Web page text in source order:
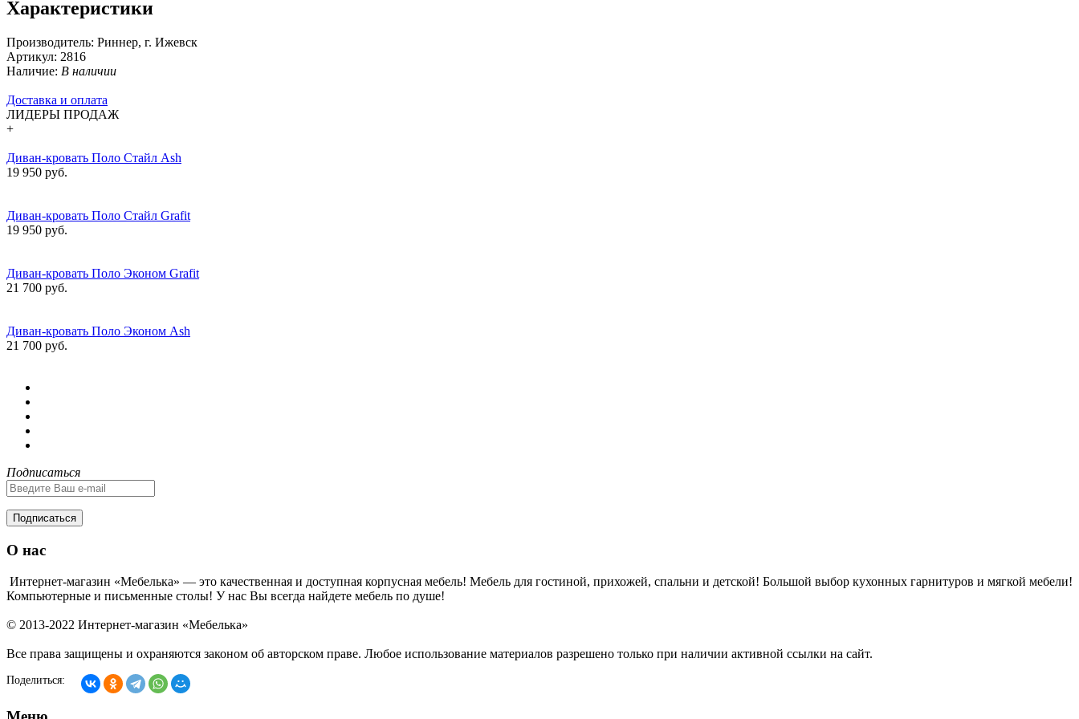
Характеристики
Производитель: Риннер, г. Ижевск
Артикул: 2816
Наличие: В наличии
Доставка и оплата
ЛИДЕРЫ ПРОДАЖ
+
Диван-кровать Поло Стайл Ash
19 950 руб.
Диван-кровать Поло Стайл Grafit
19 950 руб.
Диван-кровать Поло Эконом Grafit
21 700 руб.
Диван-кровать Поло Эконом Ash
21 700 руб.
Подписаться
Подписаться
О нас
Интернет-магазин «Мебелька» — это качественная и доступная корпусная мебель! Мебель для гостиной, прихожей, спальни и детской! Большой выбор кухонных гарнитуров и мягкой мебели!
Компьютерные и письменные столы! У нас Вы всегда найдете мебель по душе!
© 2013-2022 Интернет-магазин «Мебелька»
Все права защищены и охраняются законом об авторском праве. Любое использование материалов разрешено только при наличии активной ссылки на сайт.
Поделиться: